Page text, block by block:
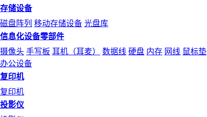
存储设备
磁盘阵列 移动存储设备 光盘库
信息化设备零部件
摄像头 手写板 耳机（耳麦） 数据线 硬盘 内存 网线 鼠标垫
办公设备
复印机
复印机
投影仪